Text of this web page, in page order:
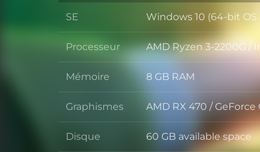
SE
SE
Windows 10 (64-bit
Processeur
Processeur
AMD Ryzen 3-2200G /
Mémoire
Mémoire
8 GB RAM
Graphismes
Graphismes
AMD RX 470 / GeForce
Disque
Disque
60 GB available space